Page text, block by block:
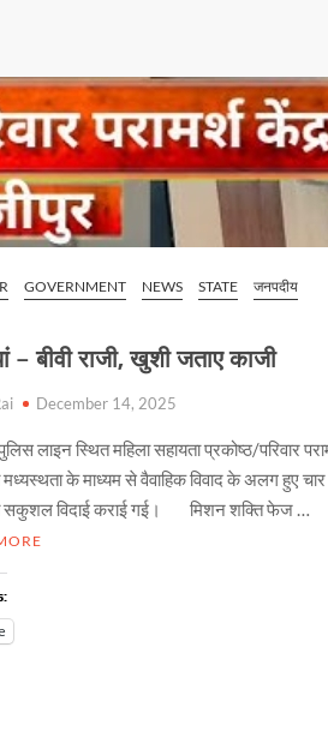
GOVERNMENT NEWS STATE
जनपदीय
– बीवी राजी, खुशी जताए काजी
December 14, 2025
लाइन स्थित महिला सहायता प्रकोष्ठ/परिवार
मध्यस्थता के माध्यम से वैवाहिक विवाद के अलग हुए चार
सकुशल विदाई कराई गई। मिशन शक्ति फेज …